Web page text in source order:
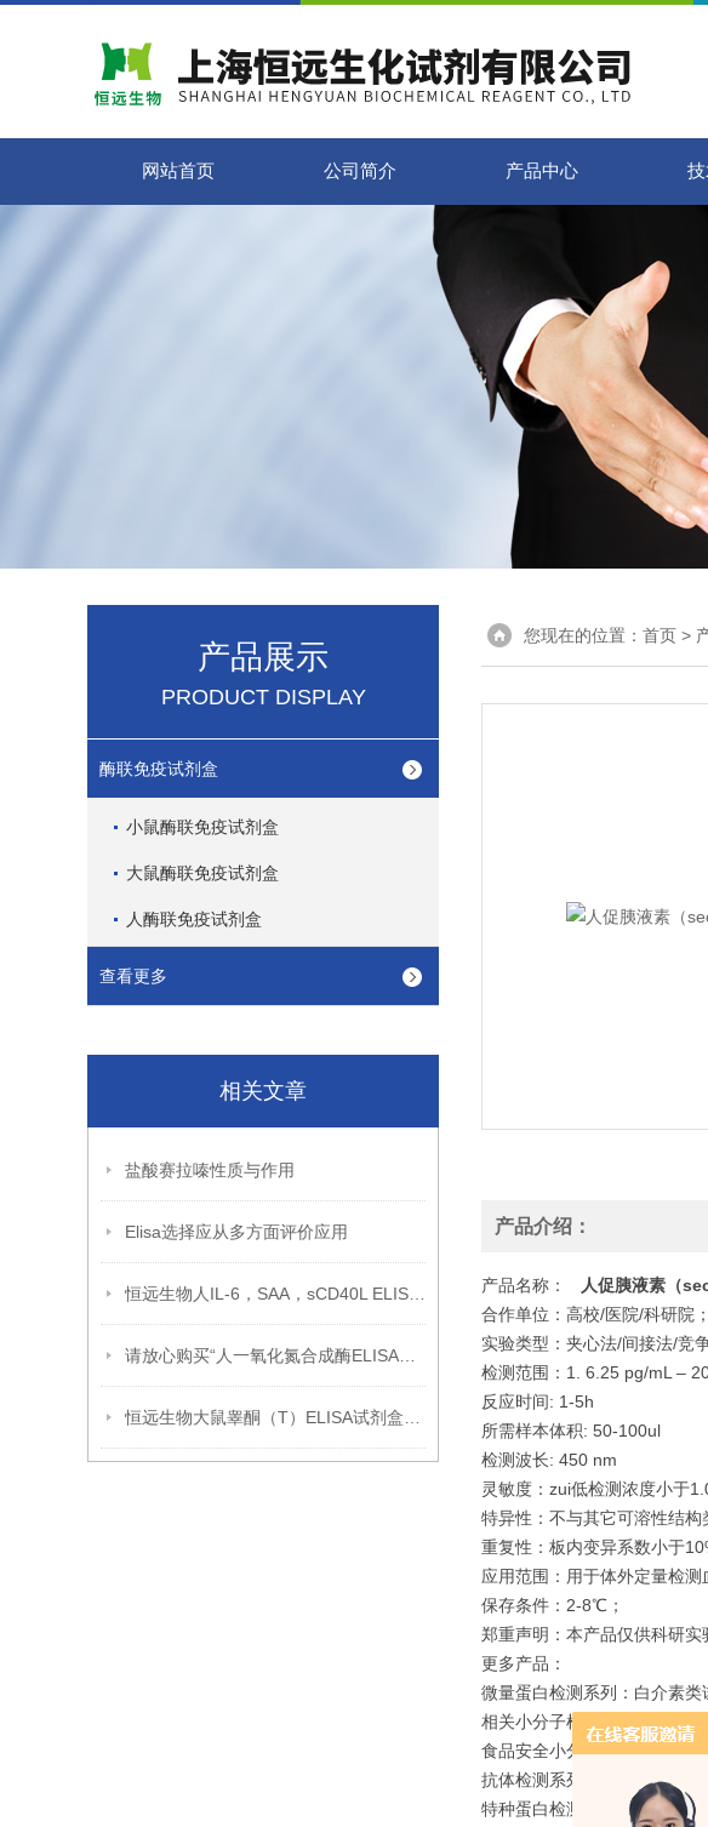
网站首页 公司简介 产品中心
产品展示
PRODUCT DISPLAY
酶联免疫试剂盒
小鼠酶联免疫试剂盒
大鼠酶联免疫试剂盒
人酶联免疫试剂盒
查看更多
相关文章
盐酸赛拉嗪性质与作用
Elisa选择应从多方面评价应用
您现在的位置： 首页 >
产品介绍：
产品名称：
人促胰液素（
合作单位：高校/医院/科研院；
实验类型：夹心法/间接法/竞
检测范围：1. 6.25 pg/mL –
反应时间: 1-5h
所需样本体积: 50-100ul
检测波长: 450 nm
灵敏度：zui低检测浓度小于
特异性：不与其它可溶性结构
重复性：板内变异系数小于
应用范围：用于体外定量检
保存条件：2-8℃；
郑重声明：本产品仅供科研实
更多产品：
微量蛋白检测系列：白介素类
相关小分子检测系列：皮质醇
食品安全小分子检测系列：三
抗体检测系列：链球菌溶血素
特种蛋白检测：近十个种属的